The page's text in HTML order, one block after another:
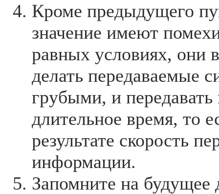
Кроме предыдущего
значение имеют
равных условиях,
делать передаваемые
грубыми, и передавать
длительное время, то
результате скорость
информации.
Запомните на будущее